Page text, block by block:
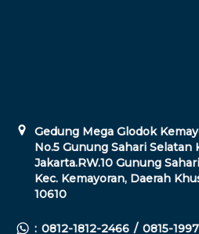
Gedung Mega Glodok
No.5 Gunung Sahari Selatan
Jakarta.RW.10 Gunung
Kec. Kemayoran, Daerah
10610
: 0812-1812-2466 / 0815-